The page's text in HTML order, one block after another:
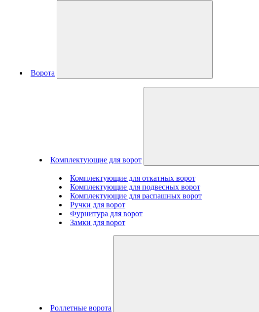
Ворота
Комплектующие для ворот
Комплектующие для откатных ворот
Комплектующие для подвесных ворот
Комплектующие для распашных ворот
Ручки для ворот
Фурнитура для ворот
Замки для ворот
Роллетные ворота